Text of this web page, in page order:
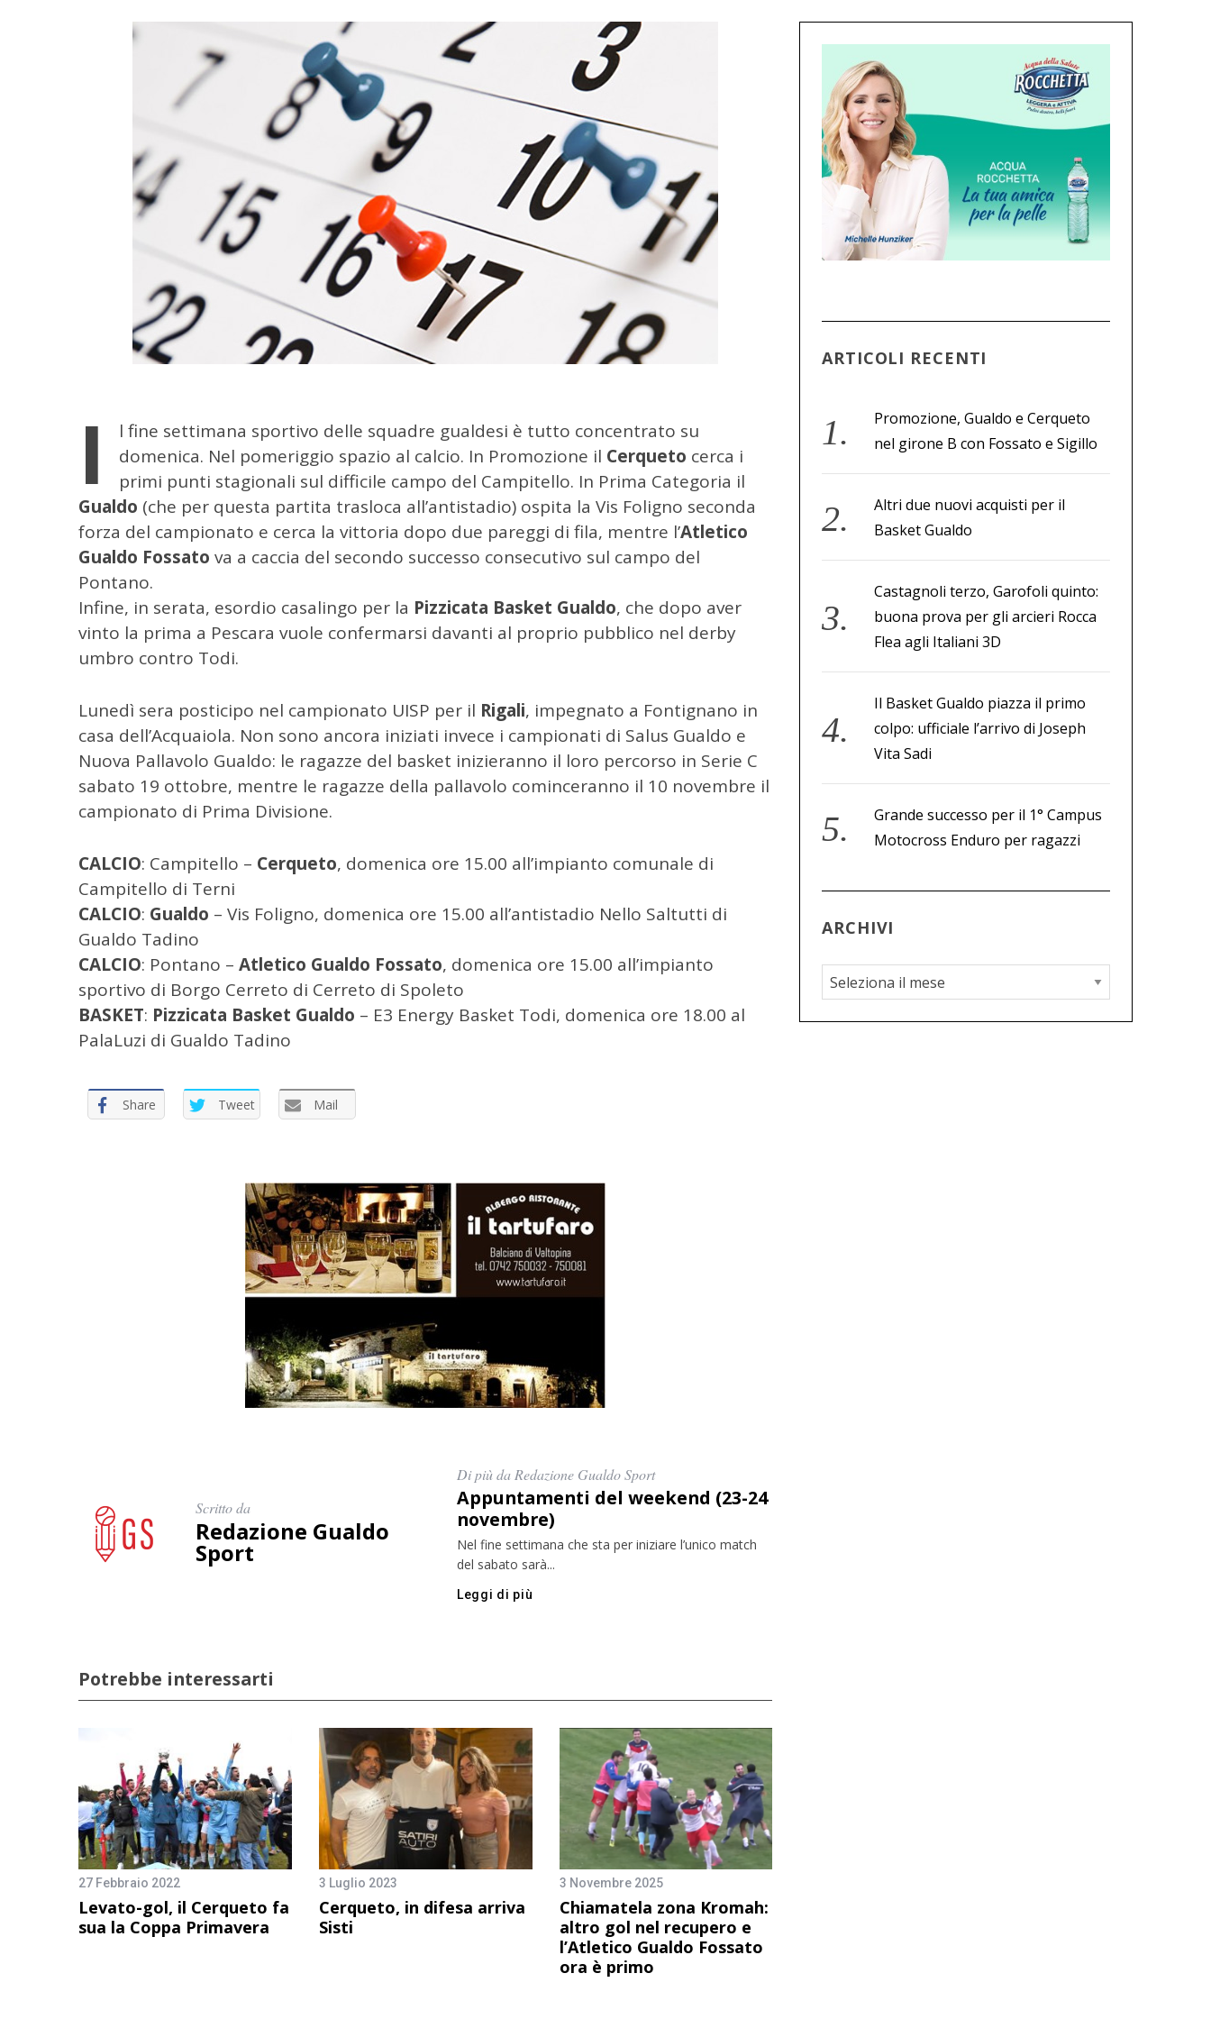
I
l fine settimana sportivo delle squadre gualdesi è tutto concentrato su
domenica. Nel pomeriggio spazio al calcio. In Promozione il Cerqueto cerca i
primi punti stagionali sul difficile campo del Campitello. In Prima Categoria il
Gualdo (che per questa partita trasloca all’antistadio) ospita la Vis Foligno seconda
forza del campionato e cerca la vittoria dopo due pareggi di fila, mentre l’Atletico
Gualdo Fossato va a caccia del secondo successo consecutivo sul campo del
Pontano.
Infine, in serata, esordio casalingo per la Pizzicata Basket Gualdo, che dopo aver
vinto la prima a Pescara vuole confermarsi davanti al proprio pubblico nel derby
umbro contro Todi.
Lunedì sera posticipo nel campionato UISP per il Rigali, impegnato a Fontignano in
casa dell’Acquaiola. Non sono ancora iniziati invece i campionati di Salus Gualdo e
Nuova Pallavolo Gualdo: le ragazze del basket inizieranno il loro percorso in Serie C
sabato 19 ottobre, mentre le ragazze della pallavolo cominceranno il 10 novembre il
campionato di Prima Divisione.
CALCIO: Campitello – Cerqueto, domenica ore 15.00 all’impianto comunale di
Campitello di Terni
CALCIO: Gualdo – Vis Foligno, domenica ore 15.00 all’antistadio Nello Saltutti di
Gualdo Tadino
CALCIO: Pontano – Atletico Gualdo Fossato, domenica ore 15.00 all’impianto
sportivo di Borgo Cerreto di Cerreto di Spoleto
BASKET: Pizzicata Basket Gualdo – E3 Energy Basket Todi, domenica ore 18.00 al
PalaLuzi di Gualdo Tadino
Share Tweet Mail
Scritto da
Redazione Gualdo
Sport
Di più da Redazione Gualdo Sport
Appuntamenti del weekend (23-24
novembre)
Nel fine settimana che sta per iniziare l’unico match
del sabato sarà...
Leggi di più
Potrebbe interessarti
27 Febbraio 2022
Levato-gol, il Cerqueto fa
sua la Coppa Primavera
3 Luglio 2023
Cerqueto, in difesa arriva
Sisti
3 Novembre 2025
Chiamatela zona Kromah:
altro gol nel recupero e
l’Atletico Gualdo Fossato
ora è primo
ARTICOLI RECENTI
Promozione, Gualdo e Cerqueto
nel girone B con Fossato e Sigillo
Altri due nuovi acquisti per il
Basket Gualdo
Castagnoli terzo, Garofoli quinto:
buona prova per gli arcieri Rocca
Flea agli Italiani 3D
Il Basket Gualdo piazza il primo
colpo: ufficiale l’arrivo di Joseph
Vita Sadi
Grande successo per il 1° Campus
Motocross Enduro per ragazzi
ARCHIVI
A
r
c
C
e
r
a
p
: